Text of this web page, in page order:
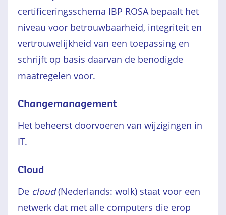
certificeringsschema IBP ROSA bepaalt het
niveau voor betrouwbaarheid, integriteit en
vertrouwelijkheid van een toepassing en
schrijft op basis daarvan de benodigde
maatregelen voor.
Changemanagement
Het beheerst doorvoeren van wijzigingen in
IT.
Cloud
De cloud(Nederlands: wolk) staat voor een
netwerk dat met alle computers die erop